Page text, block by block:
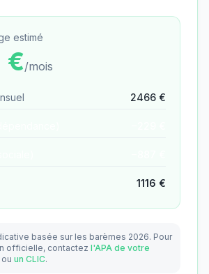
estimé
€/mois
2466 €
1116 €
basée sur les barèmes 2026. Pour
officielle, contactez l'APA de votre
ou un CLIC.